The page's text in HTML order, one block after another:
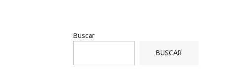
Buscar
BUSCAR